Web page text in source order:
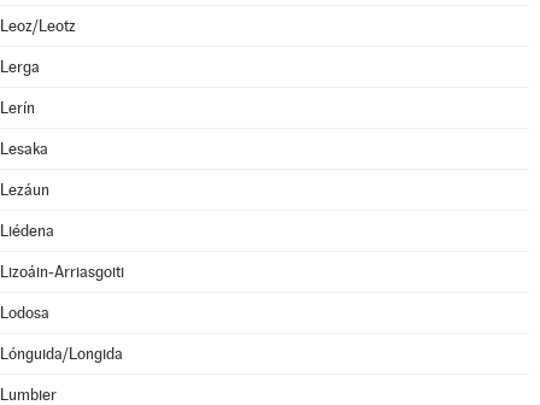
Leoz/Leotz
Lerga
Lerín
Lesaka
Lezáun
Liédena
Lizoáin-Arriasgoiti
Lodosa
Lónguida/Longida
Lumbier